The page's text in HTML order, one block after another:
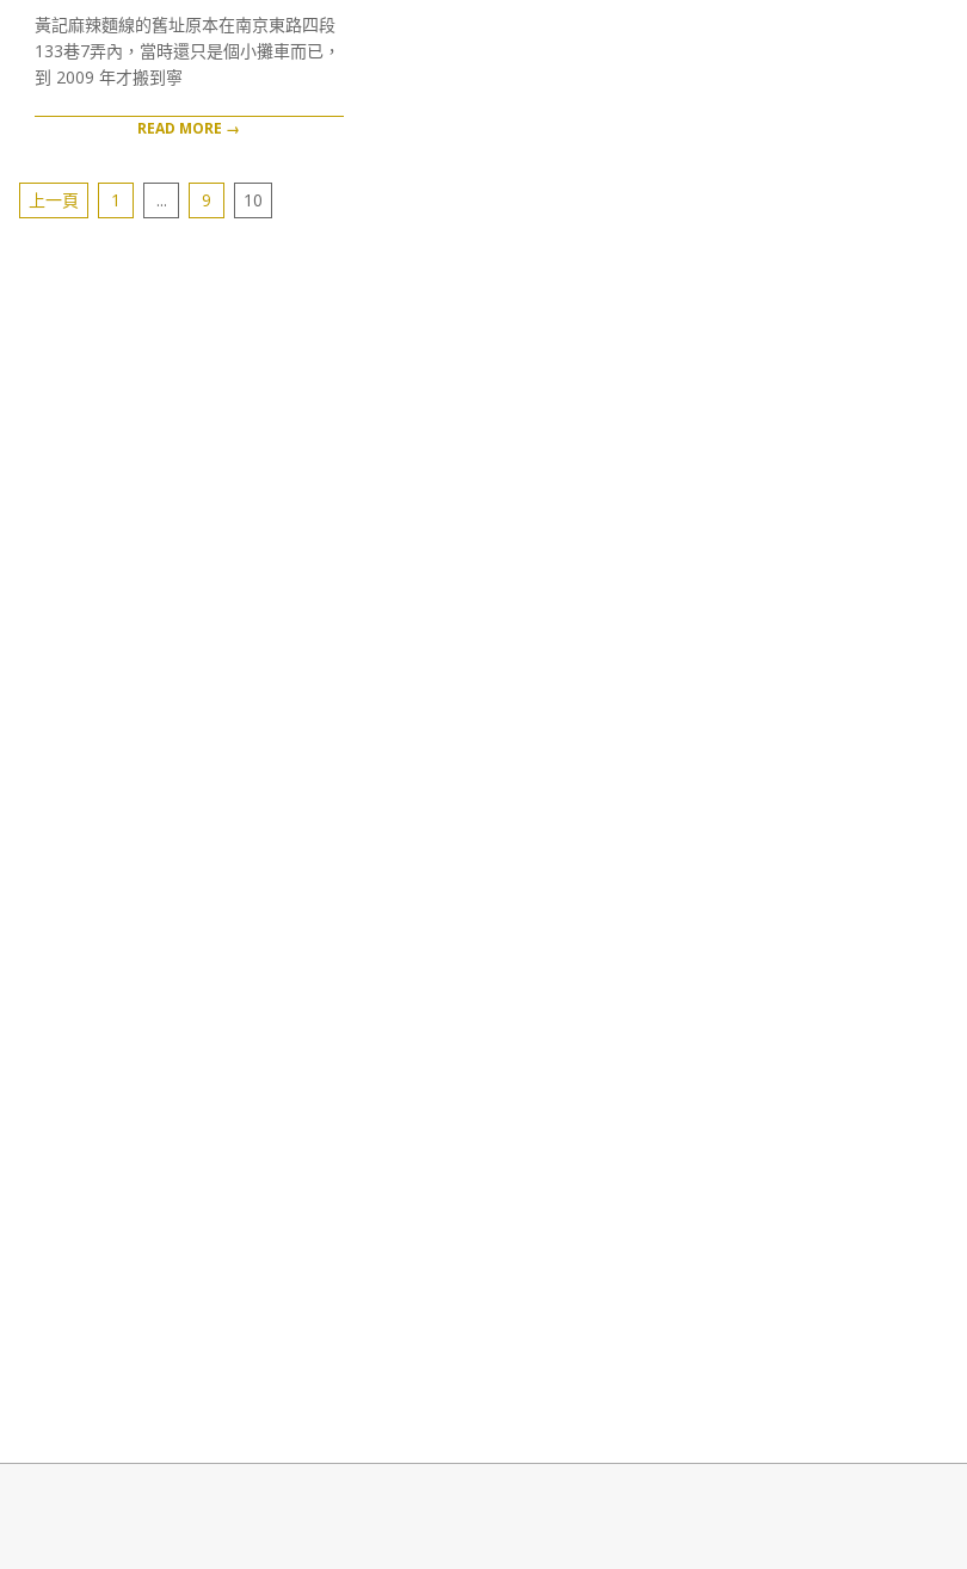
28
黃記麻辣麵線的舊址原本在南京東路四段
133巷7弄內，當時還只是個小攤車而已，
到 2009 年才搬到寧
READ MORE →
文上一頁 1 ... 9 10